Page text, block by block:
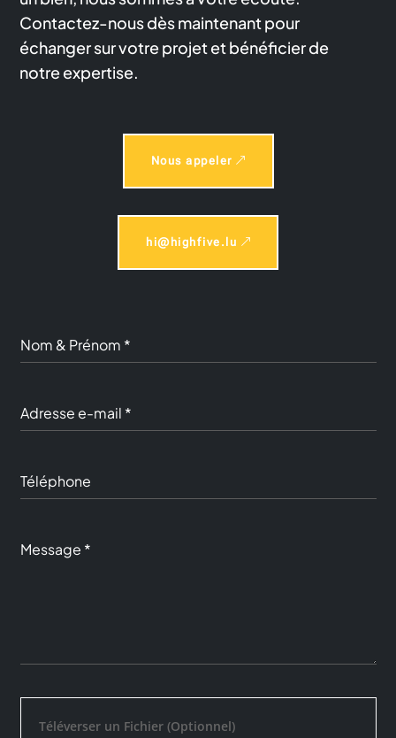
Contactez-nous dès maintenant pour
échanger sur votre projet et bénéficier de
notre expertise.
Nous appeler
hi@highfive.lu
Téléverser un Fichier (Optionnel)